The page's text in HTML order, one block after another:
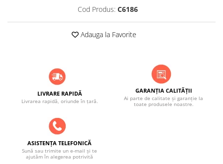
Cod Produs: C6186
Adauga la Favorite
LIVRARE RAPIDĂ
Livrarea rapidă, oriunde în țară.
GARANȚIA CALITĂȚII
Ai parte de calitate și garanție la
toate produsele noastre.
ASISTENȚA TELEFONICĂ
Sună sau trimite un e-mail și te
ajutăm în alegerea potrivită